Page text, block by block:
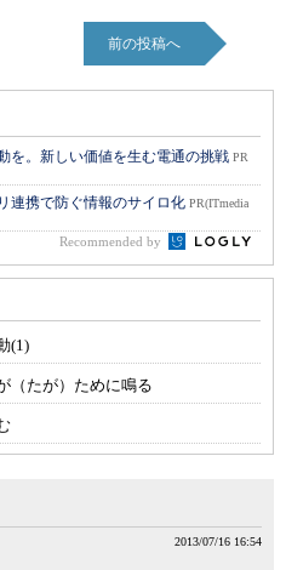
前の投稿へ
を。新しい価値を生む電通の挑戦 PR
連携で防ぐ情報のサイロ化 PR(ITmedia
Recommended by
(1)
（たが）ために鳴る
2013/07/16 16:54